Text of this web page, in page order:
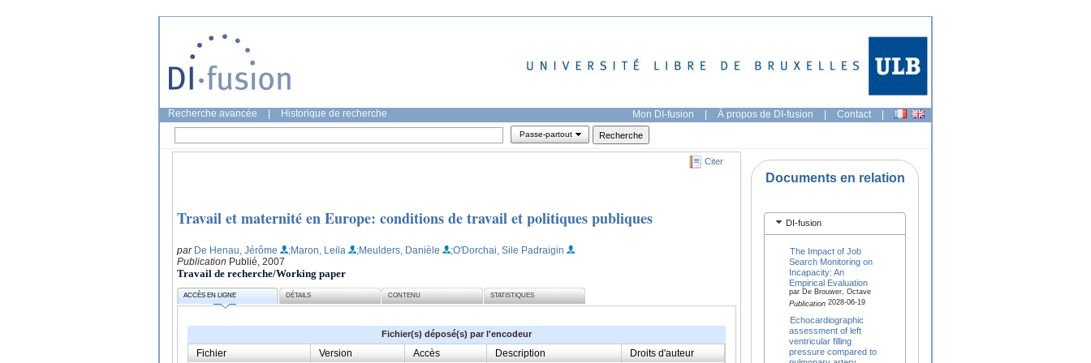
Recherche avancée Historique de recherche Mon DI-fusion | À propos de DI-fusion | Contact |
Passe-partout
Citer
Travail et maternité en Europe: conditions de travail et politiques publiques
par De Henau, Jérôme ;Maron, Leila ;Meulders, Danièle
;O'Dorchai, Sile Padraigin
Publication Publié, 2007
Travail de recherche/Working paper
ACCÈS EN LIGNE DÉTAILS CONTENU STATISTIQUES
Fichier(s) déposé(s) par l'encodeur
Fichier Version Accès Description Droits d'auteur
Documents en relation
DI-fusion
The Impact of Job
Search Monitoring on
Incapacity: An
Empirical Evaluation
par De Brouwer, Octave
Publication2028-06-19
Echocardiographic
assessment of left
ventricular filling
pressure compared to